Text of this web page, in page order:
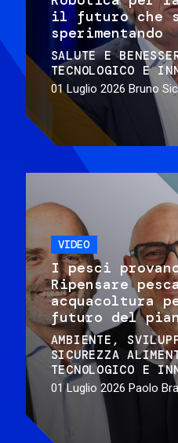
il futuro che
sperimentando
SALUTE E
TECNOLOGICO E
01 Luglio 2026 Bruno
VIDEO
I pesci
Ripensare
acquacoltura
futuro del
AMBIENTE
SICUREZZA
TECNOLOGICO E
01 Luglio 2026 Paolo